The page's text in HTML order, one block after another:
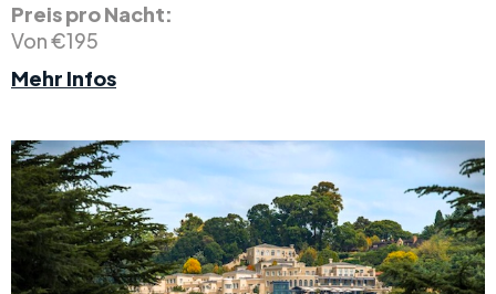
Preis pro Nacht:
Von €195
Mehr Infos